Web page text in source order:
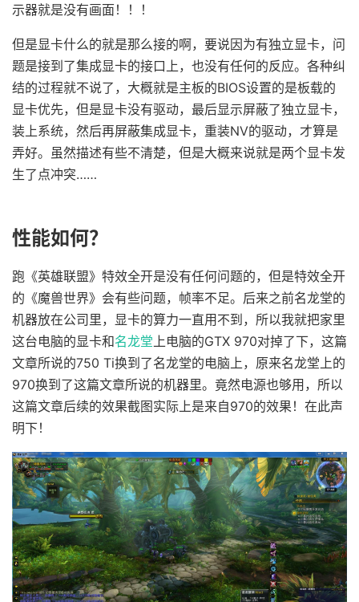
示器就是没有画面！！！
但是显卡什么的就是那么接的啊，要说因为有独立显卡，问
题是接到了集成显卡的接口上，也没有任何的反应。各种纠
结的过程就不说了，大概就是主板的BIOS设置的是板载的
显卡优先，但是显卡没有驱动，最后显示屏蔽了独立显卡，
装上系统，然后再屏蔽集成显卡，重装NV的驱动，才算是
弄好。虽然描述有些不清楚，但是大概来说就是两个显卡发
生了点冲突……
性能如何？
跑《英雄联盟》特效全开是没有任何问题的，但是特效全开
的《魔兽世界》会有些问题，帧率不足。后来之前名龙堂的
机器放在公司里，显卡的算力一直用不到，所以我就把家里
这台电脑的显卡和名龙堂上电脑的GTX 970对掉了下，这篇
文章所说的750 Ti换到了名龙堂的电脑上，原来名龙堂上的
970换到了这篇文章所说的机器里。竟然电源也够用，所以
这篇文章后续的效果截图实际上是来自970的效果！在此声
明下！